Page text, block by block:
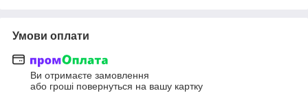
Умови оплати
Ви отримаєте замовлення
або гроші повернуться на вашу картку